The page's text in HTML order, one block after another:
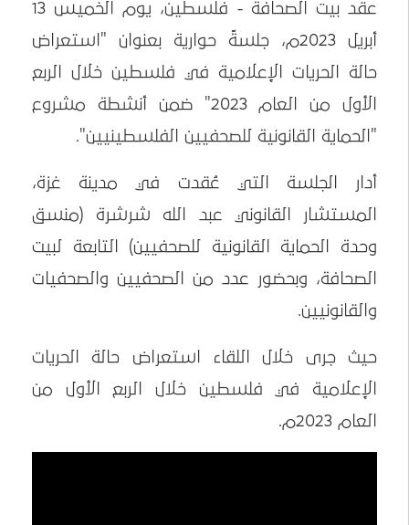
عقد بيت الصحافة - فلسطين، يوم الخميس 13
أبريل 2023م، جلسةً حوارية بعنوان "استعراض
حالة الحريات الإعلامية في فلسطين خلال الربع
الأول من العام 2023" ضمن أنشطة مشروع
"الحماية القانونية للصحفيين الفلسطينيين".
أدار الجلسة التي عُقدت في مدينة غزة،
المستشار القانوني عبد الله شرشرة (منسق
وحدة الحماية القانونية للصحفيين) التابعة لبيت
الصحافة، وبحضور عدد من الصحفيين والصحفيات
والقانونيين.
حيث جرى خلال اللقاء استعراض حالة الحريات
الإعلامية في فلسطين خلال الربع الأول من
العام 2023م.